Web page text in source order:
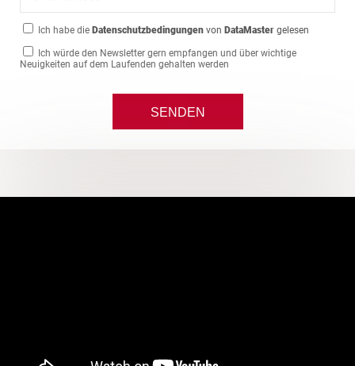
Ich habe die Datenschutzbedingungen von DataMaster gelesen
Ich würde den Newsletter gern empfangen und über wichtige
Neuigkeiten auf dem Laufenden gehalten werden